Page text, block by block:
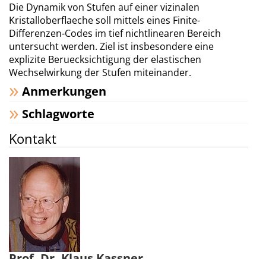
Die Dynamik von Stufen auf einer vizinalen
Kristalloberflaeche soll mittels eines Finite-
Differenzen-Codes im tief nichtlinearen Bereich
untersucht werden. Ziel ist insbesondere eine
explizite Beruecksichtigung der elastischen
Wechselwirkung der Stufen miteinander.
Anmerkungen
Schlagworte
Kontakt